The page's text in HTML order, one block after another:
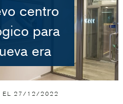
centro
para
era
EL27/12/2022